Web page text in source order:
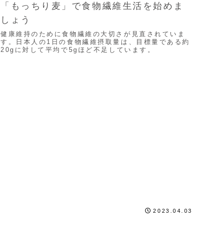
「もっちり麦」で食物繊維生活を始めま
しょう
健康維持のために食物繊維の大切さが見直されていま
す。日本人の1日の食物繊維摂取量は、目標量である約
20gに対して平均で5gほど不足しています。
2023.04.03